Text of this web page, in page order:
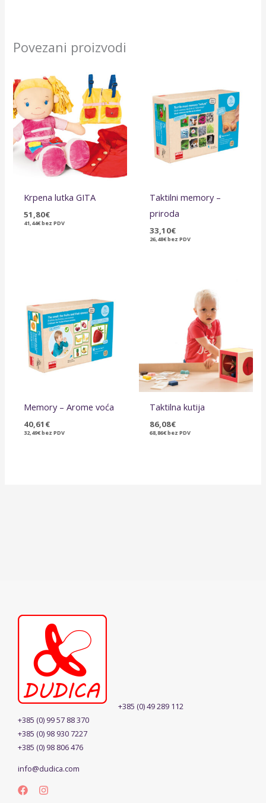
Povezani proizvodi
Krpena lutka GITA
51,80€
41,44€bez PDV
Taktilni memory –
priroda
33,10€
26,48€bez PDV
Memory – Arome voća
40,61 €
32,49€bez PDV
Taktilna kutija
86,08€
68,86€bez PDV
+385 (0) 49 289 112
+385 (0) 99 57 88 370
+385 (0) 98 930 7227
+385 (0) 98 806 476
info@dudica.com